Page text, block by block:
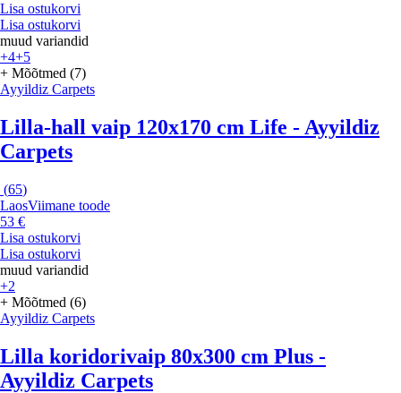
Lisa ostukorvi
Lisa ostukorvi
muud variandid
+4+5
+ Mõõtmed (7)
Ayyildiz Carpets
Lilla-hall vaip 120x170 cm Life - Ayyildiz
Carpets
(65)
LaosViimane toode
53 €
Lisa ostukorvi
Lisa ostukorvi
muud variandid
+2
+ Mõõtmed (6)
Ayyildiz Carpets
Lilla koridorivaip 80x300 cm Plus -
Ayyildiz Carpets